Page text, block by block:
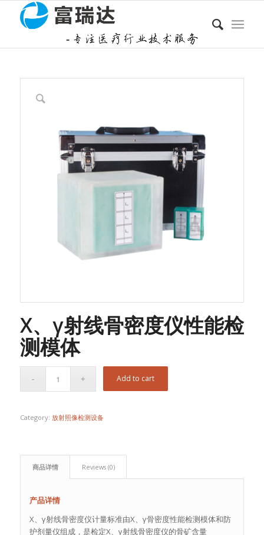
X、γ射线骨密度仪性能检
测模体
Add to cart
Category: 放射照像检测设备
商品详情 Reviews (0)
产品详情
X、γ射线骨密度仪计量标准由X、γ骨密度性能检测模体和防
护剂量仪组成，是检定X、γ射线骨密度仪的骨矿含量